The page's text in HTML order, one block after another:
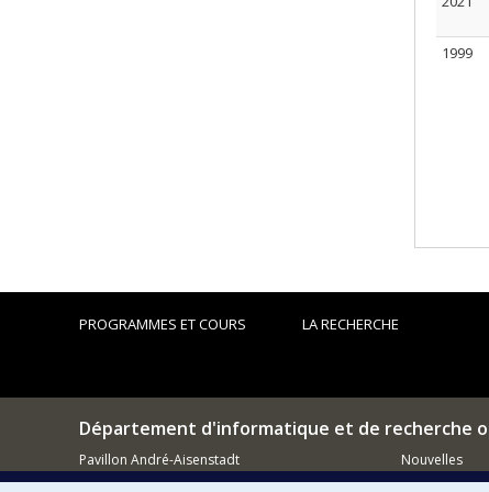
1999
PROGRAMMES ET COURS LA RECHERCHE
Département d'informatique et de recherche
Pavillon André-Aisenstadt
2920, chemin de la Tour
Nouvelles